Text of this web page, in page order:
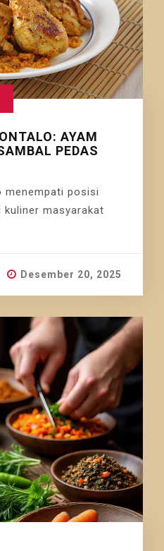
AYAM
PEDAS
menempati posisi
masyarakat
Desember 20, 2025